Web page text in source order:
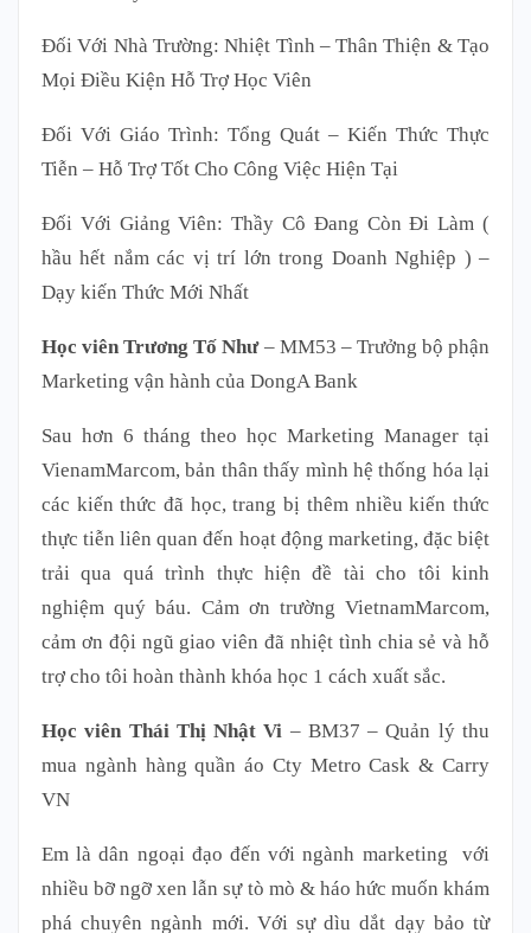
Đối Với Nhà Trường: Nhiệt Tình – Thân Thiện & Tạo
Mọi Điều Kiện Hỗ Trợ Học Viên
Đối Với Giáo Trình: Tổng Quát – Kiến Thức Thực
Tiễn – Hỗ Trợ Tốt Cho Công Việc Hiện Tại
Đối Với Giảng Viên: Thầy Cô Đang Còn Đi Làm (
hầu hết nắm các vị trí lớn trong Doanh Nghiệp ) –
Dạy kiến Thức Mới Nhất
Học viên Trương Tố Như– MM53 – Trưởng bộ phận
Marketing vận hành của DongA Bank
Sau hơn 6 tháng theo học Marketing Manager tại
VienamMarcom, bản thân thấy mình hệ thống hóa lại
các kiến thức đã học, trang bị thêm nhiều kiến thức
thực tiễn liên quan đến hoạt động marketing, đặc biệt
trải qua quá trình thực hiện đề tài cho tôi kinh
nghiệm quý báu. Cảm ơn trường VietnamMarcom,
cảm ơn đội ngũ giao viên đã nhiệt tình chia sẻ và hỗ
trợ cho tôi hoàn thành khóa học 1 cách xuất sắc.
Học viên Thái Thị Nhật Vi – BM37 – Quản lý thu
mua ngành hàng quần áo Cty Metro Cask & Carry
VN
Em là dân ngoại đạo đến với ngành marketing với
nhiều bỡ ngỡ xen lẫn sự tò mò & háo hức muốn khám
phá chuyên ngành mới. Với sự dìu dắt dạy bảo từ